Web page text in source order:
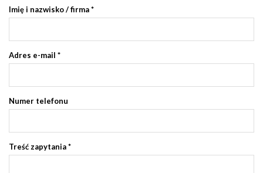
Imię i nazwisko / firma*
Adres e-mail *
Numer telefonu
Treść zapytania*